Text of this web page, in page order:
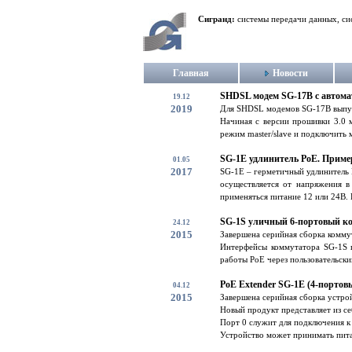
Сигранд: системы передачи данных,
Главная Новости
19.12
2019
SHDSL модем SG-17B с
Для SHDSL модемов SG-17B
Начиная с версии прошивки 3.0
режим master/slave и подключить
01.05
2017
SG-1E удлинитель PoE.
SG-1E – герметичный
осуществляется от напряжения
применяться питание 12 или
24.12
2015
SG-1S уличный 6-портовый
Завершена серийная сборка
Интерфейсы коммутатора SG-
работы PoE через
04.12
2015
PoE Extender SG-1E (4-
Завершена серийная сборка
Новый продукт представляет из
Порт 0 служит для подключения
Устройство может принимать